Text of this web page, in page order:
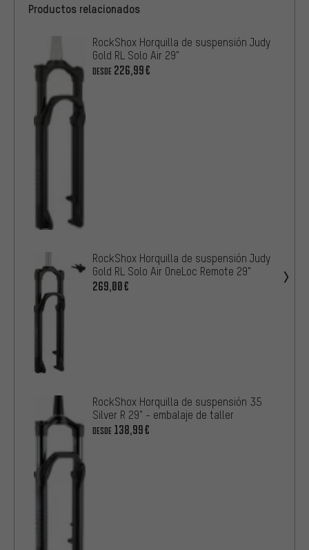
Productos relacionados
RockShox Horquilla de suspensión Judy
Gold RL Solo Air 29"
DESDE 226,99€
RockShox Horquilla de suspensión Judy
Gold RL Solo Air OneLoc Remote 29"
269,00€
RockShox Horquilla de suspensión 35
Silver R 29" - embalaje de taller
DESDE 138,99€